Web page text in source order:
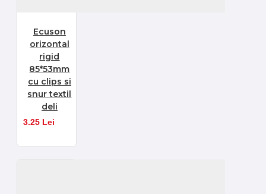
Ecuson
orizontal
rigid
85*53mm
cu clips si
snur textil
deli
3.25 Lei